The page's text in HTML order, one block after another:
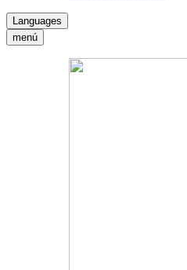
Languages
menú